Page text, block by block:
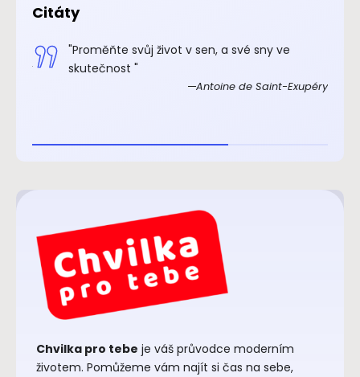
Citáty
"Proměňte svůj život v sen, a své sny ve
skutečnost "
Antoine de Saint-Exupéry
Chvilka pro tebe je váš průvodce moderním
životem. Pomůžeme vám najít si čas na sebe,